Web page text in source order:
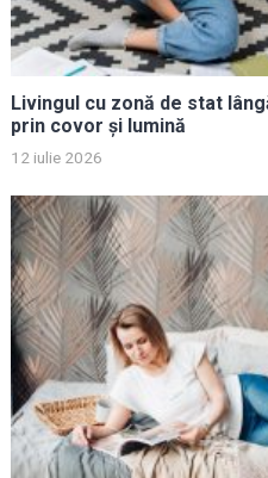
Livingul cu zonă de stat
prin covor și lumină
12 iulie 2026